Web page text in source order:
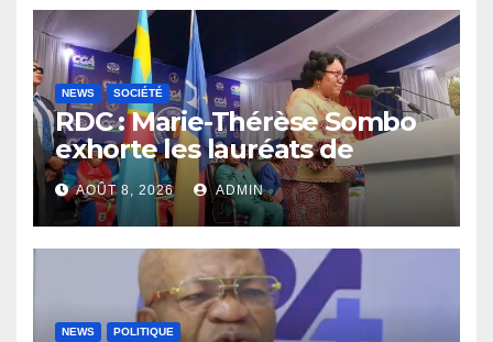
NEWS SOCIÉTÉ
RDC : Marie-Thérèse Sombo
exhorte les lauréats de
l’UNIKIN à mettre leurs
compétences au service de
la nation
AOÛT 8, 2026 ADMIN
NEWS POLITIQUE